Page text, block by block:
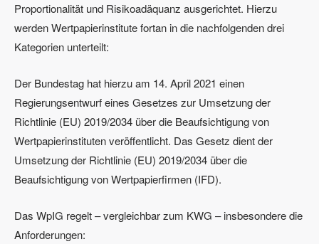
Proportionalität und Risikoadäquanz ausgerichtet. Hierzu
werden Wertpapierinstitute fortan in die nachfolgenden drei
Kategorien unterteilt:
Der Bundestag hat hierzu am 14. April 2021 einen
Regierungsentwurf eines Gesetzes zur Umsetzung der
Richtlinie (EU) 2019/2034 über die Beaufsichtigung von
Wertpapierinstituten veröffentlicht. Das Gesetz dient der
Umsetzung der Richtlinie (EU) 2019/2034 über die
Beaufsichtigung von Wertpapierfirmen (IFD).
Das WpIG regelt – vergleichbar zum KWG – insbesondere die
Anforderungen: